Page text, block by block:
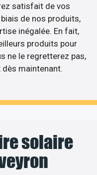
satisfait de vos
de nos produits,
inégalée. En fait,
produits pour
ne le regretterez pas,
maintenant.
solaire